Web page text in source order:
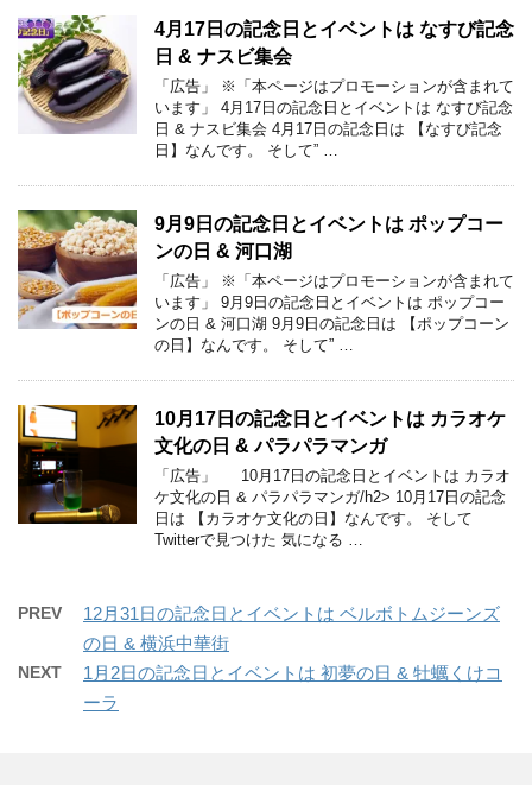
4月17日の記念日とイベントは なすび記念
日 & ナスビ集会
「広告」 ※「本ページはプロモーションが含まれて
います」 4月17日の記念日とイベントは なすび記念
日 & ナスビ集会 4月17日の記念日は 【なすび記念
日】なんです。 そして” …
9月9日の記念日とイベントは ポップコー
ンの日 & 河口湖
「広告」 ※「本ページはプロモーションが含まれて
います」 9月9日の記念日とイベントは ポップコー
ンの日 & 河口湖 9月9日の記念日は 【ポップコーン
の日】なんです。 そして” …
10月17日の記念日とイベントは カラオケ
文化の日 & パラパラマンガ
「広告」 10月17日の記念日とイベントは カラオ
ケ文化の日 & パラパラマンガ/h2> 10月17日の記念
日は 【カラオケ文化の日】なんです。 そして
Twitterで見つけた 気になる …
PREV
12月31日の記念日とイベントは ベルボトムジーンズ
の日 & 横浜中華街
NEXT
1月2日の記念日とイベントは 初夢の日 & 牡蠣くけコ
ーラ